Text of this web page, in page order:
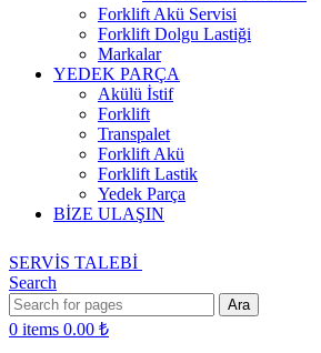
Forklift Akü Servisi
Forklift Dolgu Lastiği
Markalar
YEDEK PARÇA
Akülü İstif
Forklift
Transpalet
Forklift Akü
Forklift Lastik
Yedek Parça
BİZE ULAŞIN
SERVİS TALEBİ
Search
Ara
0 items 0.00 ₺